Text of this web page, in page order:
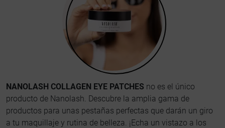
NANOLASH COLLAGEN EYE PATCHES no es el único
producto de Nanolash. Descubre la amplia gama de
productos para unas pestañas perfectas que darán un giro
a tu maquillaje y rutina de belleza. ¡Echa un vistazo a los